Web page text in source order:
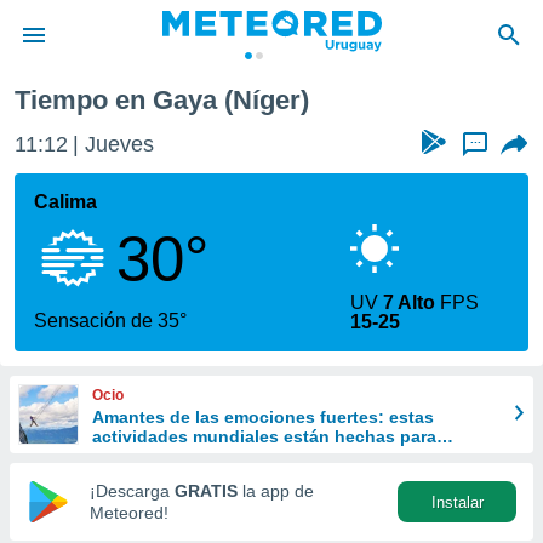
de
ha
calidad.
a este
las
y
forma
digital
basada
Tiempo en Gaya (Níger)
11:12 Jueves ...
Calima
30°
Sensación de 35°
UV7 Alto FPS
15-25
Ocio
Amantes de las emociones fuertes: estas
actividades mundiales están hechas para
¡Descarga GRATIS la app de
Meteored!
Instalar